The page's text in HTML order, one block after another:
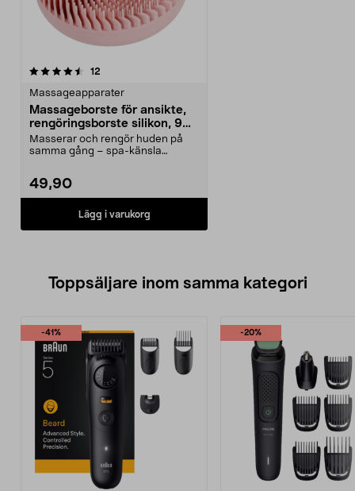
12
Massageapparater
Massageborste för ansikte,
rengöringsborste silikon, 9
cm
Masserar och rengör huden på
samma gång – spa-känsla
49,90
Lägg i varukorg
Toppsäljare inom samma kategori
-41% -20%